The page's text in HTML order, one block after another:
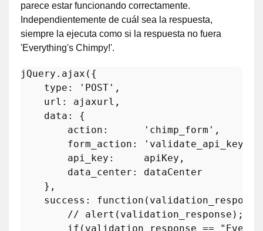
parece estar funcionando correctamente.
Independientemente de cuál sea la respuesta,
siempre la ejecuta como si la respuesta no fuera
'Everything's Chimpy!'.
jQuery. ajax ({
type : 'POST' ,
url : ajaxurl,
data : {
action : 'chimp_form' ,
form_action : 'validate_api_key'
api_key :     apiKey,
data_center : dataCenter
    },
success : function ( validation_response
// alert(validation_response);
if (validation_response ==